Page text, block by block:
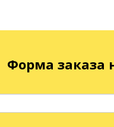
Форма заказа